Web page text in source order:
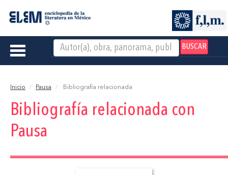
BUSCAR
Toggle
Inicio Pausa Bibliografía relacionada
Bibliografía relacionada con
Pausa